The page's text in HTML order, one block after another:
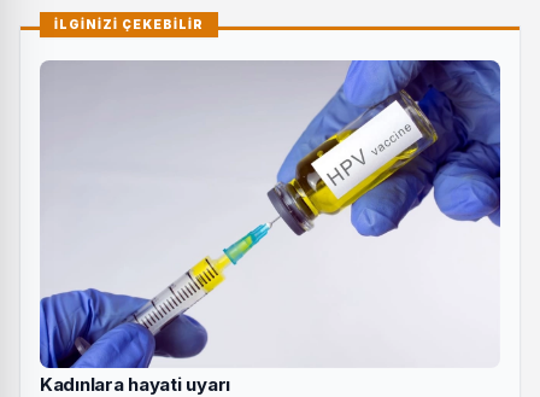
İLGİNİZİ ÇEKEBİLİR
Kadınlara hayati uyarı